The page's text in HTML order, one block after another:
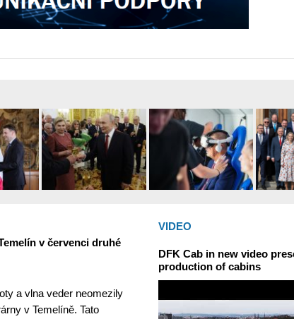
v červenci druhé
a vlna veder neomezily
v Temelíně. Tato
VIDEO
DFK Cab in new video
production of cabins